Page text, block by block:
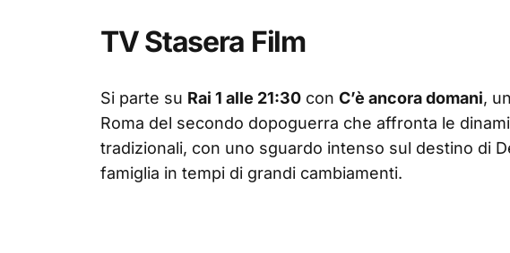
TV Stasera Film
Si parte su Rai 1 alle 21:30 con C’è ancora domani,
Roma del secondo dopoguerra che affronta le
tradizionali, con uno sguardo intenso sul destino di
famiglia in tempi di grandi cambiamenti.